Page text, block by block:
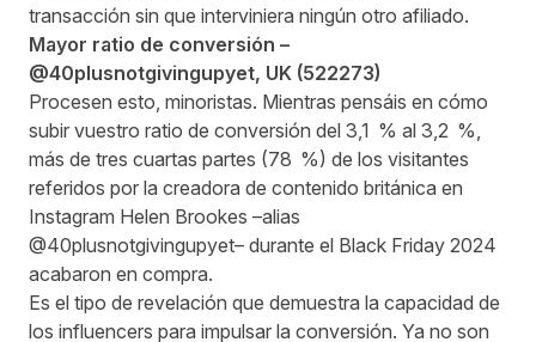
transacción sin que interviniera ningún otro afiliado.
Mayor ratio de conversión –
@40plusnotgivingupyet, UK (522273)
Procesen esto, minoristas. Mientras pensáis en cómo
subir vuestro ratio de conversión del 3,1 % al 3,2 %,
más de tres cuartas partes (78 %) de los visitantes
referidos por la creadora de contenido británica en
Instagram Helen Brookes –alias
@40plusnotgivingupyet– durante el Black Friday 2024
acabaron en compra.
Es el tipo de revelación que demuestra la capacidad de
los influencers para impulsar la conversión. Ya no son